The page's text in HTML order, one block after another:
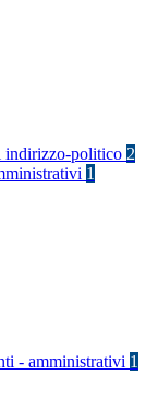
indirizzo-politico 2
1
- amministrativi 1